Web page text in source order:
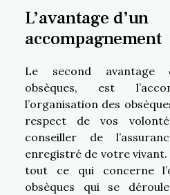
L’avantage d’un
accompagnement
Le second avantage
obsèques, est
l’organisation des
respect de vos
conseiller de
enregistré de votre vivant.
tout ce qui concerne
obsèques qui se